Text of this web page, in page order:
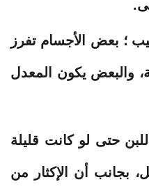
؛ بعض الأجسام تفرز
والبعض يكون المعدل
حتى لو كانت قليلة
بجانب أن الإكثار من